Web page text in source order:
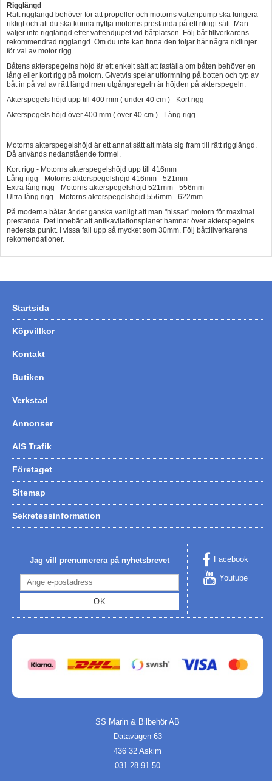
Rigglängd
Rätt rigglängd behöver för att propeller och motorns vattenpump ska fungera
riktigt och att du ska kunna nyttja motorns prestanda på ett riktigt sätt. Man
väljer inte rigglängd efter vattendjupet vid båtplatsen. Följ båt tillverkarens
rekommendrad rigglängd. Om du inte kan finna den följar här några riktlinjer
för val av motor rigg.
Båtens akterspegelns höjd är ett enkelt sätt att faställa om båten behöver en
lång eller kort rigg på motorn. Givetvis spelar utformning på botten och typ av
båt in på val av rätt längd men utgångsregeln är höjden på akterspegeln.
Akterspegels höjd upp till 400 mm ( under 40 cm ) - Kort rigg
Akterspegels höjd över 400 mm ( över 40 cm ) - Lång rigg
Motorns akterspegelshöjd är ett annat sätt att mäta sig fram till rätt rigglängd.
Då används nedanstående formel.
Kort rigg - Motorns akterspegelshöjd upp till 416mm
Lång rigg - Motorns akterspegelshöjd 416mm - 521mm
Extra lång rigg - Motorns akterspegelshöjd 521mm - 556mm
Ultra lång rigg - Motorns akterspegelshöjd 556mm - 622mm
På moderna båtar är det ganska vanligt att man "hissar" motorn för maximal
prestanda. Det innebär att antikavitationsplanet hamnar över akterspegelns
nedersta punkt. I vissa fall upp så mycket som 30mm. Följ båttillverkarens
rekomendationer.
Startsida
Köpvillkor
Kontakt
Butiken
Verkstad
Annonser
AIS Trafik
Företaget
Sitemap
Sekretessinformation
Jag vill prenumerera på nyhetsbrevet
OK
Facebook
Youtube
SS Marin & Bilbehör AB
Datavägen 63
436 32 Askim
031-28 91 50